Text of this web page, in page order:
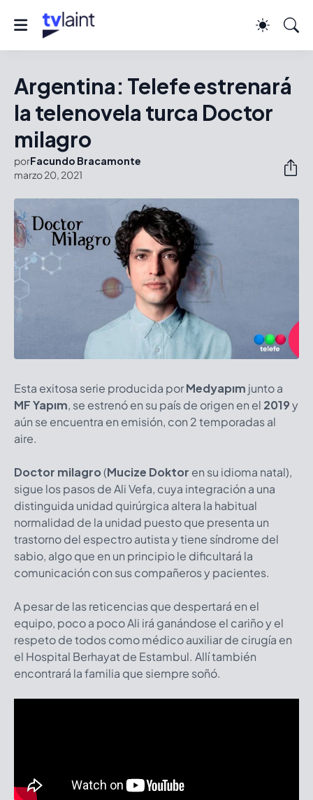
Argentina: Telefe estrenará
la telenovela turca Doctor
milagro
porFacundo Bracamonte
marzo 20, 2021
Esta exitosa serie producida porMedyapım junto a
MF Yapım, se estrenó en su país de origen en el 2019y
aún se encuentra en emisión, con 2 temporadas al
aire.
Doctor milagro(Mucize Doktor en su idioma natal),
sigue los pasos de Ali Vefa, cuya integración a una
distinguida unidad quirúrgica altera la habitual
normalidad de la unidad puesto que presenta un
trastorno del espectro autista y tiene síndrome del
sabio, algo que en un principio le dificultará la
comunicación con sus compañeros y pacientes.
A pesar de las reticencias que despertará en el
equipo, poco a poco Ali irá ganándose el cariño y el
respeto de todos como médico auxiliar de cirugía en
el Hospital Berhayat de Estambul. Allí también
encontrará la familia que siempre soñó.